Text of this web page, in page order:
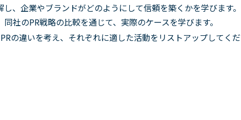
、企業やブランドがどのようにして信頼を築くかを学びます。
社のPR戦略の比較を通じて、実際のケースを学びます。
の違いを考え、それぞれに適した活動をリストアップしてくだ